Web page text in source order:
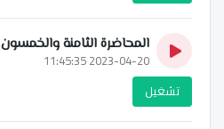
المحاضرة الثامنة والخمسون
2023-04-20 11:45:35
تشغيل